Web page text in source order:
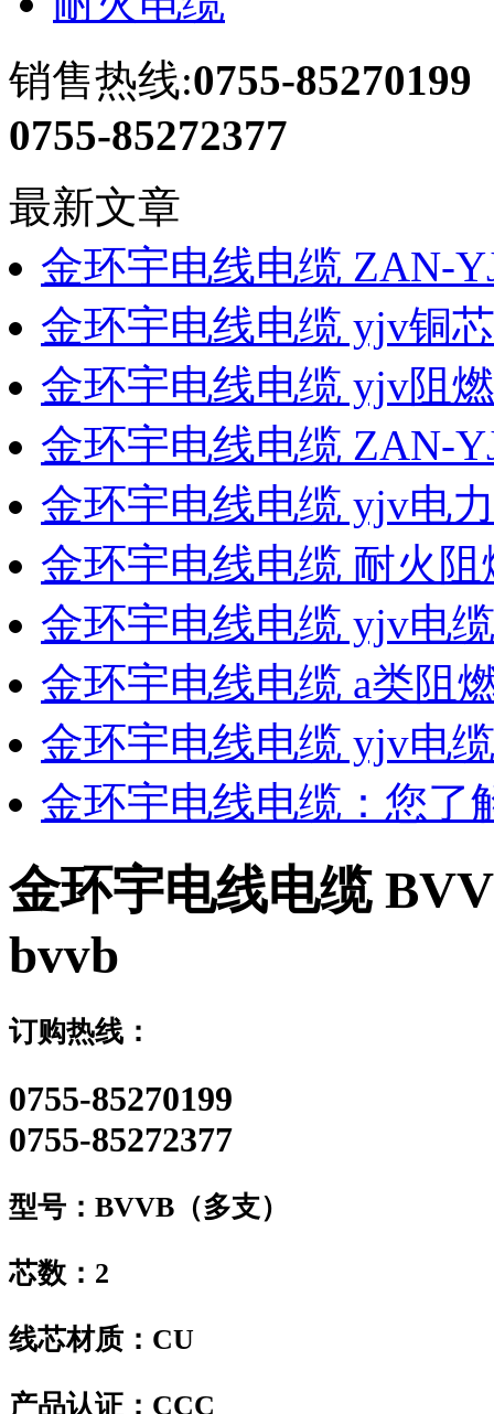
销售热线:0755-85270199
0755-85272377
最新文章
金环宇电线电缆 ZAN-
金环宇电线电缆 yjv铜
金环宇电线电缆 yjv阻
金环宇电线电缆 ZAN-
金环宇电线电缆 yjv电
金环宇电线电缆 耐火
金环宇电线电缆 yjv电
金环宇电线电缆 a类阻
金环宇电线电缆 yjv电
金环宇电线电缆：您了
金环宇电线电缆
bvvb
订购热线：
0755-85270199
0755-85272377
型号： BVVB（多支）
芯数： 2
线芯材质： CU
产品认证： CCC